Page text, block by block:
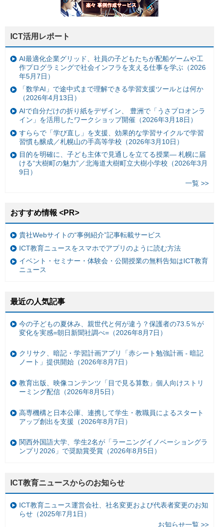
ICT活用レポート
AI最適化企業グリッド、社員の子どもたちが配船ゲームや工
作プログラミングで社会インフラを支える仕事を学ぶ（2026
年5月7日）
「数学AI」で途中式まで理解できる学習支援ツールとは何か
（2026年4月13日）
AIで自分だけの折り紙をデザイン、 豊洲で「うさプロオンラ
イン」を活用したワークショップ開催（2026年3月18日）
すららで「学び直し」を支援、効果的な学習サイクルで学習
習慣も醸成／札幌山の手高等学校（2026年3月10日）
目的を明確に、子ども主体で見通しを立てる授業— 札幌に届
ける“大樹町の魅力”／北海道大樹町立大樹小学校（2026年3月
9日）
一覧 >>
おすすめ情報 <PR>
貴社Webサイトの“事例紹介”記事転載サービス
ICT教育ニュースをスマホでアプリのように読む方法
イベント・セミナー・体験会・公開授業の無料告知はICT教育
ニュース
最近の人気記事
今の子どもの夏休み、親世代と何が違う？保護者の73.5％が
変化を実感=朝日新聞社調べ=（2026年8月7日）
クリサク、暗記・学習計画アプリ「赤シート勉強計画 - 暗記
ノート」提供開始（2026年8月7日）
教育出版、映像コンテンツ「目で見る算数」個人向けストリ
ーミング配信（2026年8月5日）
高専機構と日本公庫、連携して学生・教職員によるスタート
アップ創出を支援（2026年8月7日）
関西外国語大学、学生2名が「ラーニングイノベーショングラ
ンプリ2026」で奨励賞受賞（2026年8月5日）
ICT教育ニュースからのお知らせ
ICT教育ニュース運営会社、社名変更および代表者変更のお知
らせ（2025年7月1日）
お知らせ一覧 >>